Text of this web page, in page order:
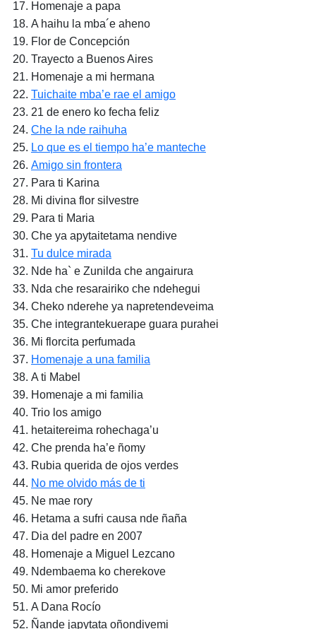
Homenaje a papa
A haihu la mba´e aheno
Flor de Concepción
Trayecto a Buenos Aires
Homenaje a mi hermana
Tuichaite mba’e rae el amigo
21 de enero ko fecha feliz
Che la nde raihuha
Lo que es el tiempo ha’e manteche
Amigo sin frontera
Para ti Karina
Mi divina flor silvestre
Para ti Maria
Che ya apytaitetama nendive
Tu dulce mirada
Nde ha` e Zunilda che angairura
Nda che resarairiko che ndehegui
Cheko nderehe ya napretendeveima
Che integrantekuerape guara purahei
Mi florcita perfumada
Homenaje a una familia
A ti Mabel
Homenaje a mi familia
Trio los amigo
hetaitereima rohechaga’u
Che prenda ha’e ñomy
Rubia querida de ojos verdes
No me olvido más de ti
Ne mae rory
Hetama a sufri causa nde ñaña
Dia del padre en 2007
Homenaje a Miguel Lezcano
Ndembaema ko cherekove
Mi amor preferido
A Dana Rocío
Ñande japytata oñondivemi